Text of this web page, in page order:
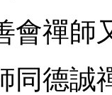
禪師
德誠